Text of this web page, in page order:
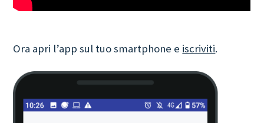
Ora apri l’app sul tuo smartphone e iscriviti.